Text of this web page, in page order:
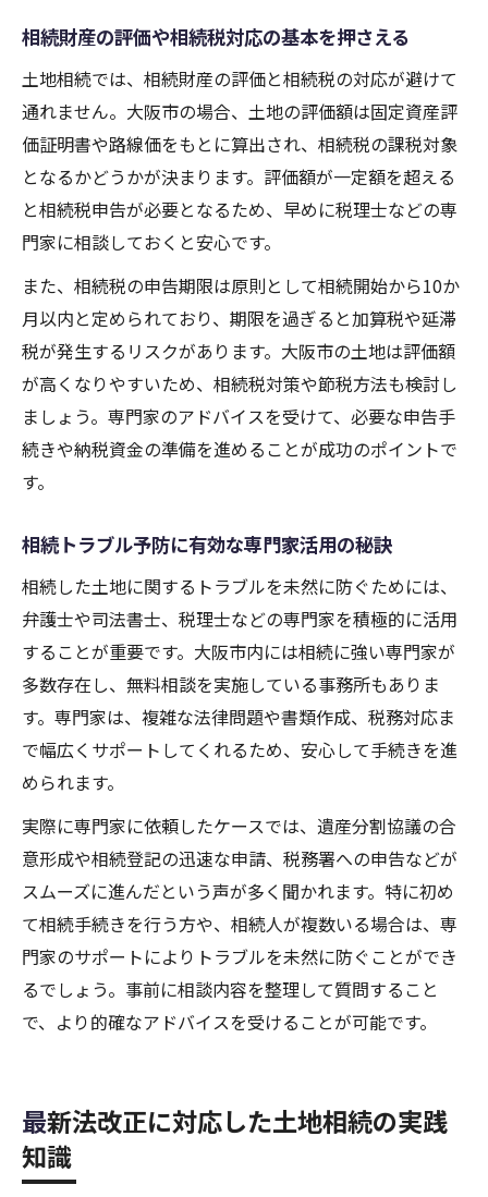
相続財産の評価や相続税対応の基本を押さえる
土地相続では、相続財産の評価と相続税の対応が避けて
通れません。大阪市の場合、土地の評価額は固定資産評
価証明書や路線価をもとに算出され、相続税の課税対象
となるかどうかが決まります。評価額が一定額を超える
と相続税申告が必要となるため、早めに税理士などの専
門家に相談しておくと安心です。
また、相続税の申告期限は原則として相続開始から10か
月以内と定められており、期限を過ぎると加算税や延滞
税が発生するリスクがあります。大阪市の土地は評価額
が高くなりやすいため、相続税対策や節税方法も検討し
ましょう。専門家のアドバイスを受けて、必要な申告手
続きや納税資金の準備を進めることが成功のポイントで
す。
相続トラブル予防に有効な専門家活用の秘訣
相続した土地に関するトラブルを未然に防ぐためには、
弁護士や司法書士、税理士などの専門家を積極的に活用
することが重要です。大阪市内には相続に強い専門家が
多数存在し、無料相談を実施している事務所もありま
す。専門家は、複雑な法律問題や書類作成、税務対応ま
で幅広くサポートしてくれるため、安心して手続きを進
められます。
実際に専門家に依頼したケースでは、遺産分割協議の合
意形成や相続登記の迅速な申請、税務署への申告などが
スムーズに進んだという声が多く聞かれます。特に初め
て相続手続きを行う方や、相続人が複数いる場合は、専
門家のサポートによりトラブルを未然に防ぐことができ
るでしょう。事前に相談内容を整理して質問すること
で、より的確なアドバイスを受けることが可能です。
最新法改正に対応した土地相続の実践
知識